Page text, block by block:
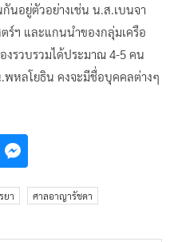
นอยู่ตัวอย่างเช่น น.ส.เบนจา
ร์ฯ และแกนนำของกลุ่มเครือ
รวบรวมได้ประมาณ 4-5 คน
หลโยธิน คงจะมีชื่อบุคคลต่างๆ
ยา ศาลอาญารัชดา